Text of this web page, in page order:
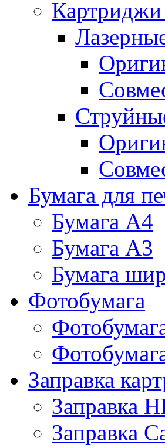
Картриджи
Бумага для
Бумага А4
Бумага А3
Бумага
Фотобумага
Заправка
Заправка
Заправка